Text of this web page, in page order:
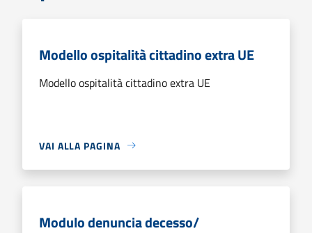
Modello ospitalità cittadino extra UE
Modello ospitalità cittadino extra UE
VAI ALLA PAGINA
Modulo denuncia decesso/